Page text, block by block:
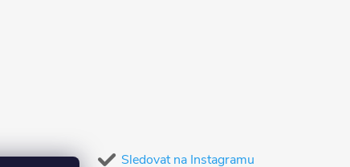
Sledovat na Instagramu